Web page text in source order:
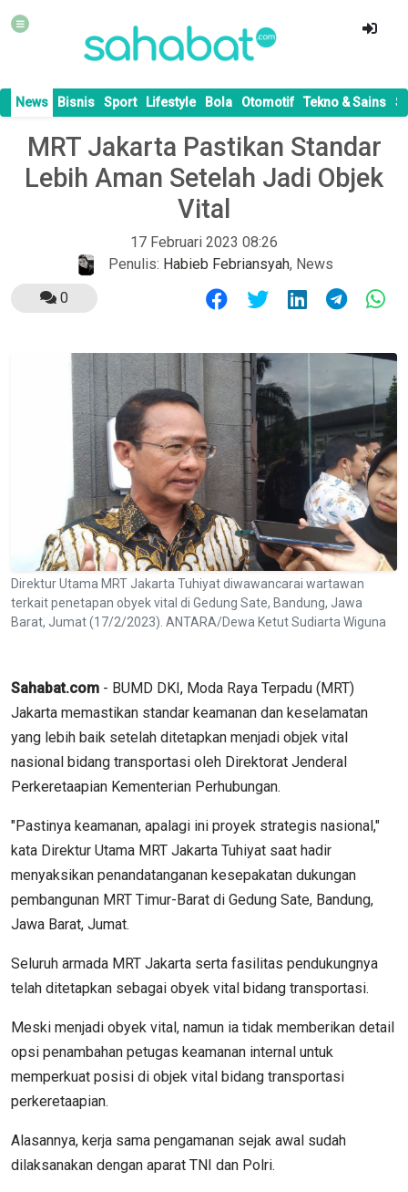
News Bisnis Sport Lifestyle Bola Otomotif Tekno & Sains
MRT Jakarta Pastikan Standar
Lebih Aman Setelah Jadi Objek
Vital
17 Februari 2023 08:26
Penulis: Habieb Febriansyah, News
0
Direktur Utama MRT Jakarta Tuhiyat diwawancarai wartawan
terkait penetapan obyek vital di Gedung Sate, Bandung, Jawa
Barat, Jumat (17/2/2023). ANTARA/Dewa Ketut Sudiarta Wiguna
Sahabat.com - BUMD DKI, Moda Raya Terpadu (MRT)
Jakarta memastikan standar keamanan dan keselamatan
yang lebih baik setelah ditetapkan menjadi objek vital
nasional bidang transportasi oleh Direktorat Jenderal
Perkeretaapian Kementerian Perhubungan.
"Pastinya keamanan, apalagi ini proyek strategis nasional,"
kata Direktur Utama MRT Jakarta Tuhiyat saat hadir
menyaksikan penandatanganan kesepakatan dukungan
pembangunan MRT Timur-Barat di Gedung Sate, Bandung,
Jawa Barat, Jumat.
Seluruh armada MRT Jakarta serta fasilitas pendukungnya
telah ditetapkan sebagai obyek vital bidang transportasi.
Meski menjadi obyek vital, namun ia tidak memberikan detail
opsi penambahan petugas keamanan internal untuk
memperkuat posisi di objek vital bidang transportasi
perkeretaapian.
Alasannya, kerja sama pengamanan sejak awal sudah
dilaksanakan dengan aparat TNI dan Polri.